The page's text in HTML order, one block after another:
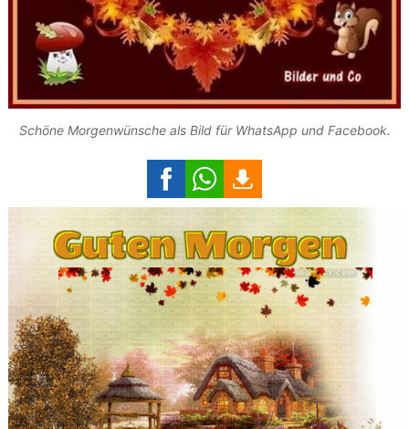
Schöne Morgenwünsche als Bild für WhatsApp und Facebook.